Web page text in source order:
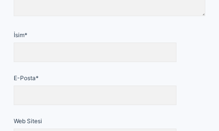
İsim*
E-Posta*
Web Sitesi